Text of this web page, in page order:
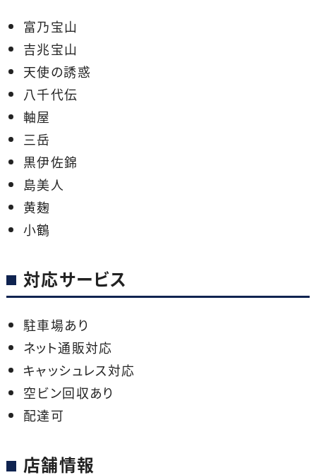
富乃宝山
吉兆宝山
天使の誘惑
八千代伝
軸屋
三岳
黒伊佐錦
島美人
黄麹
小鶴
対応サービス
駐車場あり
ネット通販対応
キャッシュレス対応
空ビン回収あり
配達可
店舗情報